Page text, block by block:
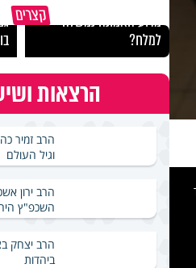
קצרים
מדוע האמונה נמשלה
למלח?
הרצאות
הרב זמיר
וגיל העולם
הרב ירון
השכפ"ץ
הרב יצחק
ביהדות